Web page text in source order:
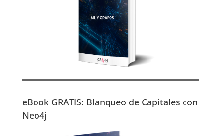
eBook GRATIS: Blanqueo de Capitales con
Neo4j